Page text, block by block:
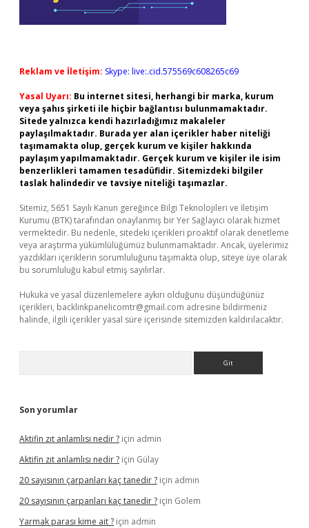
Reklam ve İletişim: Skype: live:.cid.575569c608265c69
Yasal Uyarı: Bu internet sitesi, herhangi bir marka, kurum
veya şahıs şirketi ile hiçbir bağlantısı bulunmamaktadır.
Sitede yalnızca kendi hazırladığımız makaleler
paylaşılmaktadır. Burada yer alan içerikler haber niteliği
taşımamakta olup, gerçek kurum ve kişiler hakkında
paylaşım yapılmamaktadır. Gerçek kurum ve kişiler ile isim
benzerlikleri tamamen tesadüfidir. Sitemizdeki bilgiler
taslak halindedir ve tavsiye niteliği taşımazlar.
Sitemiz, 5651 Sayılı Kanun gereğince Bilgi Teknolojileri ve İletişim
Kurumu (BTK) tarafından onaylanmış bir Yer Sağlayıcı olarak hizmet
vermektedir. Bu nedenle, sitedeki içerikleri proaktif olarak denetleme
veya araştırma yükümlülüğümüz bulunmamaktadır. Ancak, üyelerimiz
yazdıkları içeriklerin sorumluluğunu taşımakta olup, siteye üye olarak
bu sorumluluğu kabul etmiş sayılırlar.
Hukuka ve yasal düzenlemelere aykırı olduğunu düşündüğünüz
içerikleri, backlinkpanelicomtr@gmail.com adresine bildirmeniz
halinde, ilgili içerikler yasal süre içerisinde sitemizden kaldırılacaktır.
Son yorumlar
Aktifin zıt anlamlısı nedir ? için admin
Aktifin zıt anlamlısı nedir ? için Gülay
20 sayısının çarpanları kaç tanedir ? için admin
20 sayısının çarpanları kaç tanedir ? için Golem
Yarmak parası kime ait ? için admin